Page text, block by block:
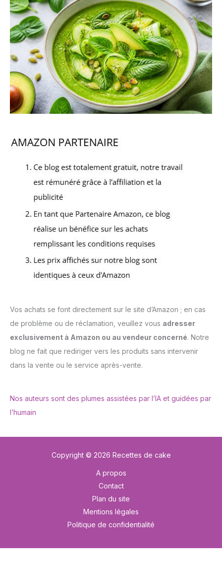
Vos achats se font directement sur le site d’Amazon ; en cas
de problème ou de réclamation, veuillez vous adresser
exclusivement à Amazon ou au vendeur concerné. Notre
blog ne fait que rediriger vers les produits sans intervenir
dans la vente ou le service après-vente.
Nos auteurs sont des plumes assistées par l’IA et guidées par
l’humain
Copyright © 2026 Recettes de cake
A propos
Contact
Plan du site
Mentions légales
Politique de confidentialité